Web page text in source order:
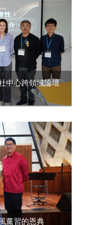
中心跨領域論壇
薰習的恩典